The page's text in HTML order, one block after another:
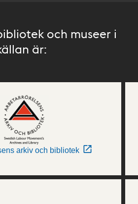
och museer i
är:
arkiv och bibliotek